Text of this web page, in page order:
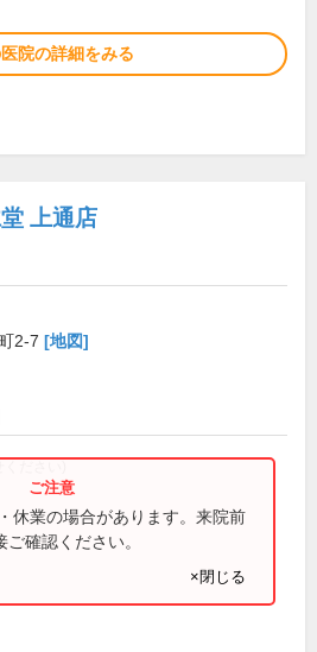
院の詳細をみる
上通店
2-7 [地図]
ださい)
休業の場合があります。来院前
確認ください。
×閉じる